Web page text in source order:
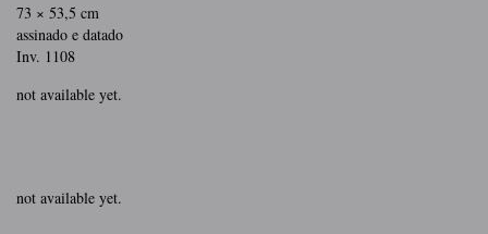
73 × 53,5 cm
assinado e datado
Inv. 1108
not available yet.
not available yet.